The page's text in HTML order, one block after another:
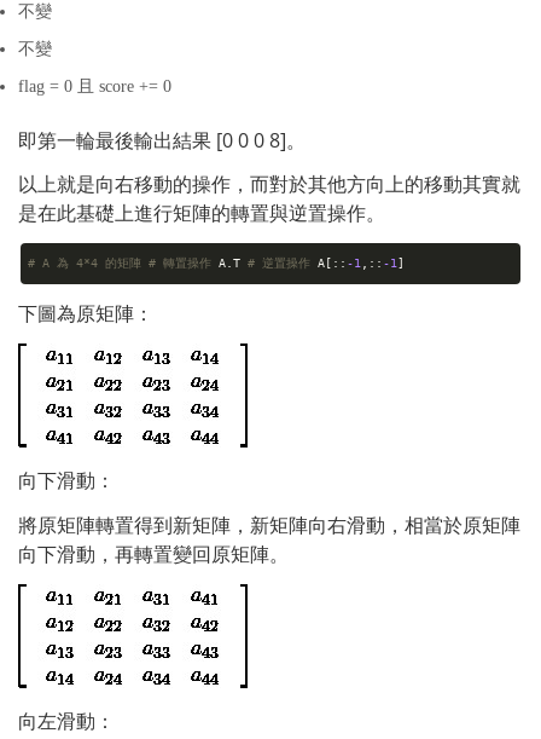
不變
不變
flag = 0 且 score += 0
即第一輪最後輸出結果 [0 0 0 8]。
以上就是向右移動的操作，而對於其他方向上的移動其實就
是在此基礎上進行矩陣的轉置與逆置操作。
# A 為 4*4 的矩陣 # 轉置操作 A.T# 逆置操作 A[:: -1 ,:: -1 ]
下圖為原矩陣：
向下滑動：
將原矩陣轉置得到新矩陣，新矩陣向右滑動，相當於原矩陣
向下滑動，再轉置變回原矩陣。
向左滑動：